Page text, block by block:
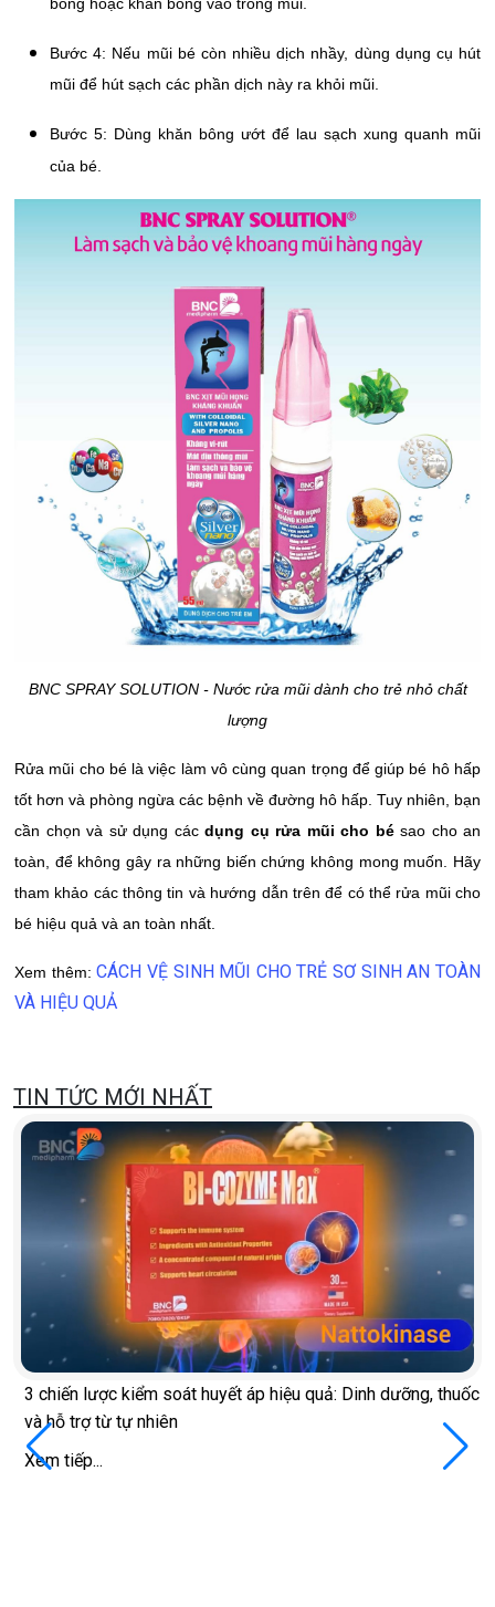
Bước 4: Nếu mũi bé còn nhiều dịch nhầy, dùng dụng cụ hút
mũi để hút sạch các phần dịch này ra khỏi mũi.
Bước 5: Dùng khăn bông ướt để lau sạch xung quanh mũi
của bé.
BNC SPRAY SOLUTION - Nước rửa mũi dành cho trẻ nhỏ chất
lượng
Rửa mũi cho bé là việc làm vô cùng quan trọng để giúp bé hô hấp
tốt hơn và phòng ngừa các bệnh về đường hô hấp. Tuy nhiên, bạn
cần chọn và sử dụng các dụng cụ rửa mũi cho bésao cho an
toàn, để không gây ra những biến chứng không mong muốn. Hãy
tham khảo các thông tin và hướng dẫn trên để có thể rửa mũi cho
bé hiệu quả và an toàn nhất.
Xem thêm:CÁCH VỆ SINH MŨI CHO TRẺ SƠ SINH AN TOÀN
VÀ HIỆU QUẢ
TIN TỨC MỚI NHẤT
3 chiến lược kiểm soát huyết áp hiệu quả: Dinh dưỡng, thuốc
và hỗ trợ từ tự nhiên
Xem tiếp...